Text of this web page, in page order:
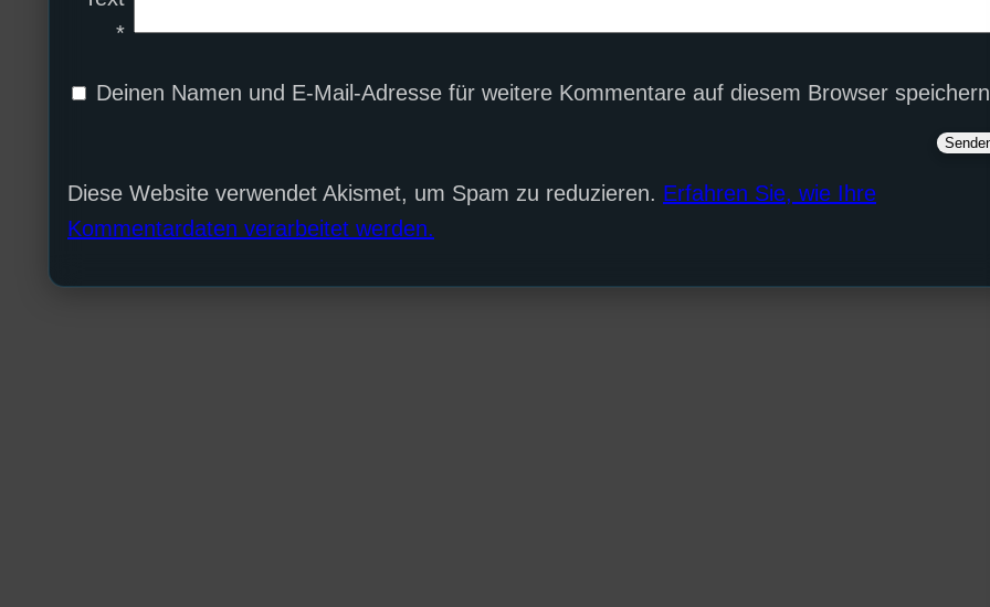
*
Deinen Namen und E-Mail-Adresse für weitere Kommentare auf diesem Browser
Diese Website verwendet Akismet, um Spam zu reduzieren. Erfahren Sie, wie Ihre
Kommentardaten verarbeitet werden.